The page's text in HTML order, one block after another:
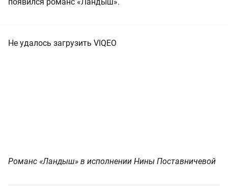
Не удалось загрузить VIQEO
Романс «Ландыш» в исполнении Нины Поставничевой